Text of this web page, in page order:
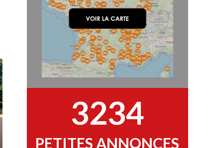
3234
PETITES ANNONCES